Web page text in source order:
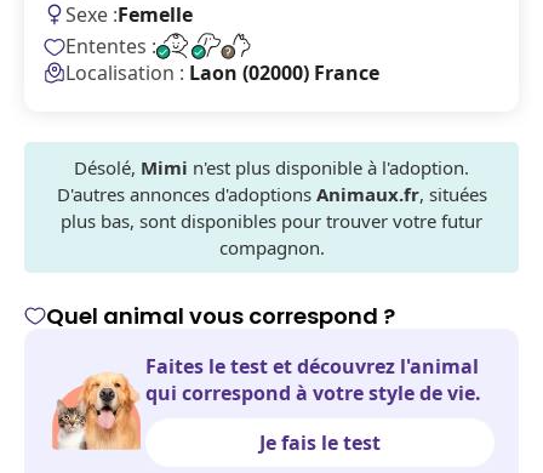
Sexe :Femelle
Ententes :
Localisation : Laon (02000) France
Désolé, Mimi n'est plus disponible à l'adoption.
D'autres annonces d'adoptions Animaux.fr, situées
plus bas, sont disponibles pour trouver votre futur
compagnon.
Quel animal vous correspond ?
Faites le test et découvrez l'animal
qui correspond à votre style de vie.
Je fais le test